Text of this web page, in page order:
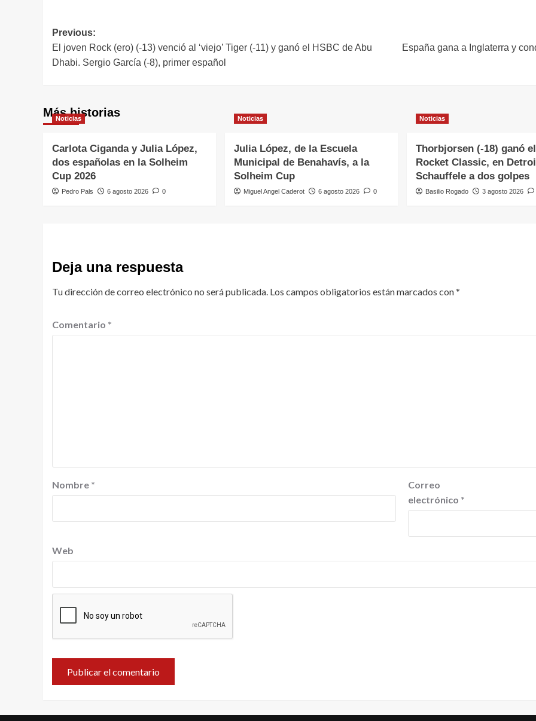
Navegación
de
entradas
Previous:
El joven Rock (ero) (-13) venció al ‘viejo’ Tiger (-11) y ganó el HSBC de Abu
Dhabi. Sergio García (-8), primer español
España gana a Inglaterra y
Más historias
Noticias
Carlota Ciganda y Julia López,
dos españolas en la Solheim
Cup 2026
Pedro Pals 6 agosto 2026 0
Noticias
Julia López, de la Escuela
Municipal de Benahavís, a la
Solheim Cup
Miguel Angel Caderot 6 agosto 2026 0
Noticias
Thorbjorsen (-18) ganó el
Rocket Classic, en
Schauffele a dos golpes
Basilio Rogado 3 agosto 2026
Deja una respuesta
Tu dirección de correo electrónico no será publicada. Los campos obligatorios están marcados con*
Comentario *
Nombre *
Correo
electrónico *
Web